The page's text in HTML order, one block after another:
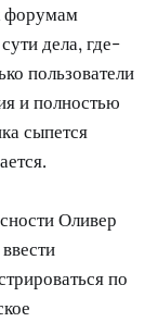
форумам
дела, где-
пользователи
и полностью
сыпется
Оливер
ввести
по